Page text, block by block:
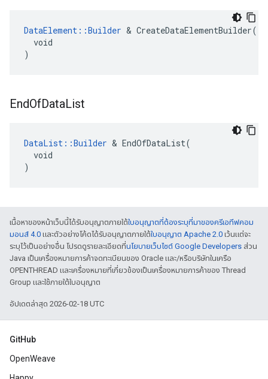
DataElement::Builder & CreateDataElementBuilder(
  void
)
EndOfDataList
DataList::Builder & EndOfDataList(
  void
)
เนื้อหาของหน้าเว็บนี้ได้รับอนุญาตภายใต้ใบอนุญาตที่ต้องระบุที่มาของครีเอทีฟคอม
มอนส์ 4.0 และตัวอย่างโค้ดได้รับอนุญาตภายใต้ใบอนุญาต Apache 2.0 เว้นแต่จะ
ระบุไว้เป็นอย่างอื่น โปรดดูรายละเอียดที่นโยบายเว็บไซต์ Google Developers ส่วน
Java เป็นเครื่องหมายการค้าจดทะเบียนของ Oracle และ/หรือบริษัทในเครือ
OPENTHREAD และเครื่องหมายที่เกี่ยวข้องเป็นเครื่องหมายการค้าของ Thread
Group และใช้ภายใต้ใบอนุญาต
อัปเดตล่าสุด 2026-02-18 UTC
GitHub
OpenWeave